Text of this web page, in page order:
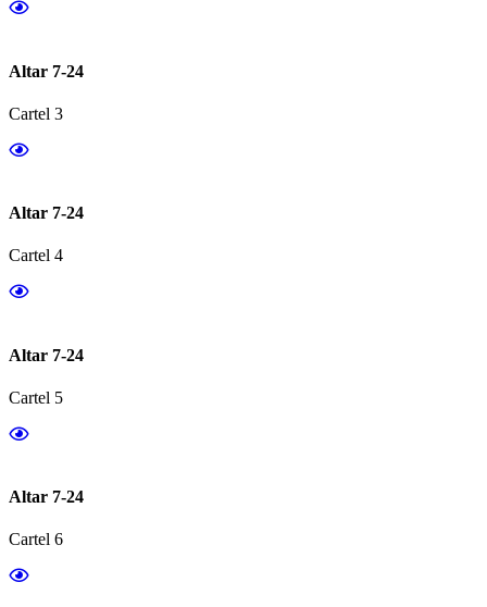
Altar 7-24
Cartel 3
Altar 7-24
Cartel 4
Altar 7-24
Cartel 5
Altar 7-24
Cartel 6